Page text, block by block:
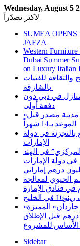
Wednesday, August 5
الأكثر تصدّراً
SUMEA
JAFZA
Western
Dubai Summer
on Luxury Italian
للفتيات
في دبي دون
دفعة أولى
«برتڤيل» تبدأ تسليم مشروع «ڤيل 11» في مدينة مصدر قبل
الموعد بـ14 شهراً
بالتجزئة في دولة
الإمارات
في الهند
دولة الإمارات
الحيوي لمعالجة
فنادق الإمارة
«إيه إم آي إس» تبيع جميع قصور «فلور دو جاردان» المميزة
كو» بقيمة 300 مليون درهم قبل الإطلاق
للمشروع
Sidebar